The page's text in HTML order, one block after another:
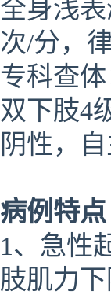
全身浅
次/分，
专科查
双下肢4
阴性，
病例特点
1、急性
肢肌力